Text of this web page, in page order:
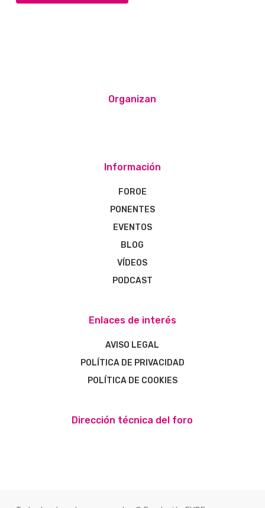
Organizan
Información
FOROE
PONENTES
EVENTOS
BLOG
VÍDEOS
PODCAST
Enlaces de interés
AVISO LEGAL
POLÍTICA DE PRIVACIDAD
POLÍTICA DE COOKIES
Dirección técnica del foro